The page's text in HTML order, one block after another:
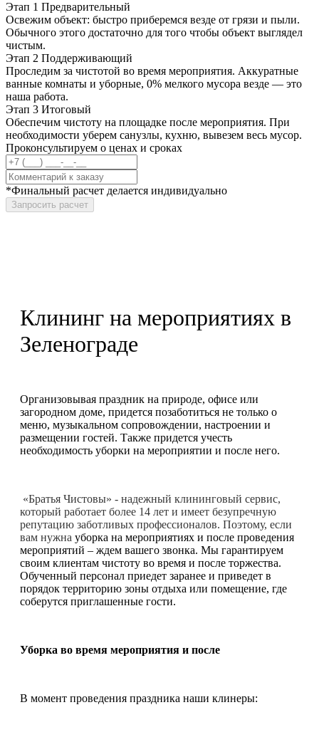
Этап 1 Предварительный
Освежим объект: быстро приберемся везде от грязи и пыли.
Обычного этого достаточно для того чтобы объект выглядел
чистым.
Этап 2 Поддерживающий
Проследим за чистотой во время мероприятия. Аккуратные
ванные комнаты и уборные, 0% мелкого мусора везде — это
наша работа.
Этап 3 Итоговый
Обеспечим чистоту на площадке после мероприятия. При
необходимости уберем санузлы, кухню, вывезем весь мусор.
Проконсультируем о ценах и сроках
*Финальный расчет делается индивидуально
Запросить расчет
Клининг на мероприятиях в
Зеленограде
Организовывая праздник на природе, офисе или
загородном доме, придется позаботиться не только о
меню, музыкальном сопровождении, настроении и
размещении гостей. Также придется учесть
необходимость уборки на мероприятии и после него.
«Братья Чистовы» - надежный клининговый сервис,
который работает более 14 лет и имеет безупречную
репутацию заботливых профессионалов. Поэтому, если
вам нужна уборка на мероприятиях и после проведения
мероприятий – ждем вашего звонка. Мы гарантируем
своим клиентам чистоту во время и после торжества.
Обученный персонал приедет заранее и приведет в
порядок территорию зоны отдыха или помещение, где
соберутся приглашенные гости.
Уборка во время мероприятия и после
В момент проведения праздника наши клинеры: